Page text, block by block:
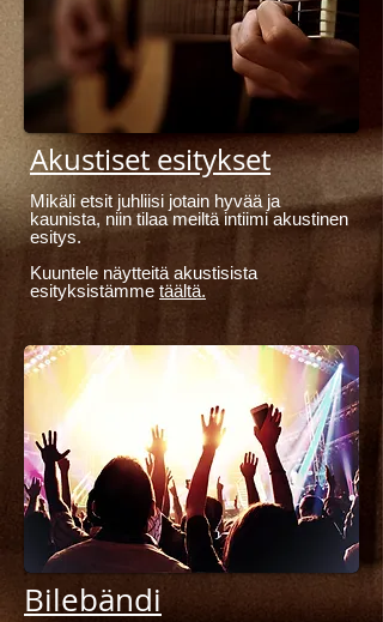
Akustiset esitykset
Mikäli etsit juhliisi jotain hyvää ja
kaunista, niin tilaa meiltä intiimi akustinen
esitys.
Kuuntele näytteitä akustisista
esityksistämme täältä.
Bilebändi